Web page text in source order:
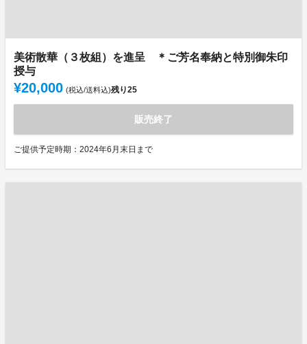
美術散華（３枚組）を進呈 ＊ご芳名奉納と特別御朱印
授与
¥20,000 (税込/送料込)残り25
販売終了
ご提供予定時期：2024年6月末日まで